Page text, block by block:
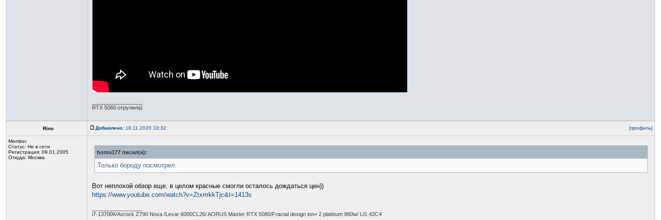
RTX 5060 отрулила)
Rino Добавлено: 18.11.2020 18:32 [профиль]
Member
Статус: Не в сети
Регистрация: 09.01.2005
Откуда: Москва
homa177 писал(а):
Только бороду посмотрел.
Вот неплохой обзор еще, в целом красные смогли осталось дождаться цен))
https://www.youtube.com/watch?v=ZtxrrrkkTjc&t=1413s
i7-13700К/Asrock Z790 Nova /Lexar 6000CL26/ AORUS Master RTX 5080/Fractal design ion+ 2 platinum 860w/ LG 42C4